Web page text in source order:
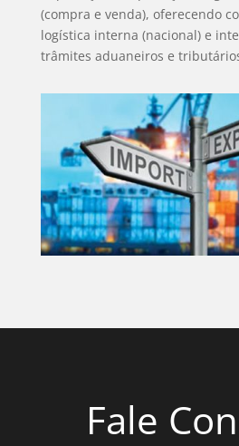
(compra e venda), oferecendo
logística interna (nacional) e
trâmites aduaneiros e
Fale